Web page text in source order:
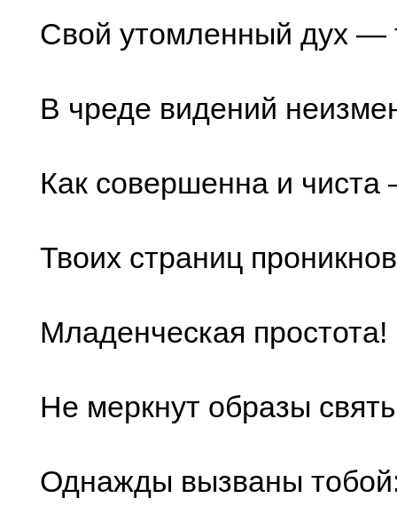
Свой утомленный дух —
В чреде видений
Как совершенна и
Твоих страниц
Младенческая простота!
Не меркнут образы
Однажды вызваны